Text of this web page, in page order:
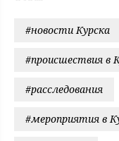
#новости Курска
#происшествия в
#расследования
#мероприятия в